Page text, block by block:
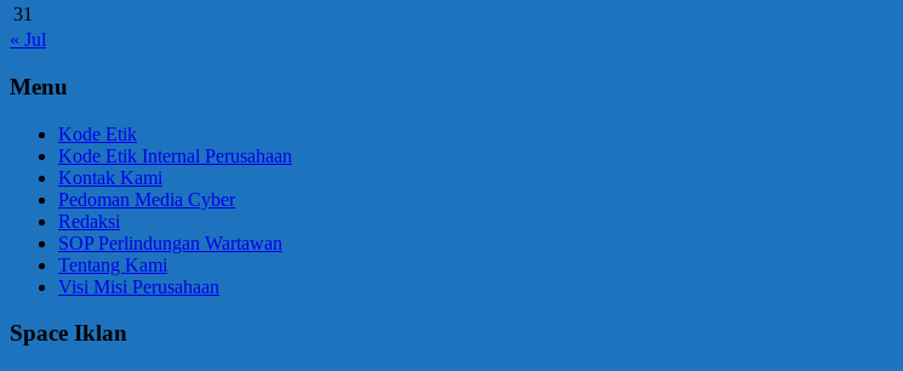
31
« Jul
Menu
Kode Etik
Kode Etik Internal Perusahaan
Kontak Kami
Pedoman Media Cyber
Redaksi
SOP Perlindungan Wartawan
Tentang Kami
Visi Misi Perusahaan
Space Iklan